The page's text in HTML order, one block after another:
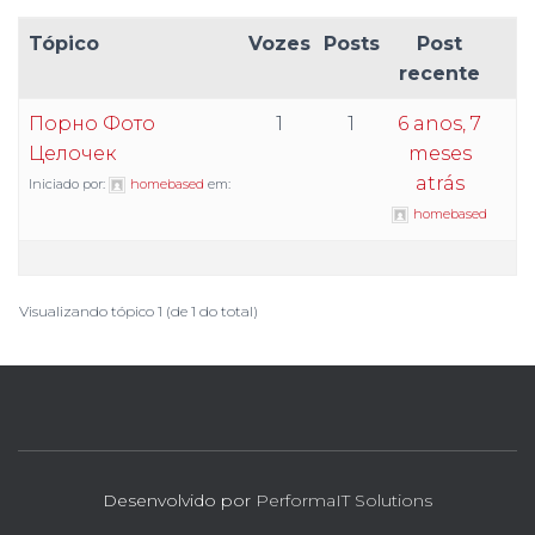
Tópico Vozes Posts
Post
recente
Порно Фото
Целочек
Iniciado por: homebased em:
1 1
6 anos, 7
meses
atrás
homebased
Visualizando tópico 1 (de 1 do total)
Desenvolvido por PerformaIT Solutions